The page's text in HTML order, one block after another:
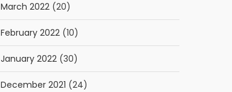
March 2022 (20)
February 2022 (10)
January 2022 (30)
December 2021 (24)